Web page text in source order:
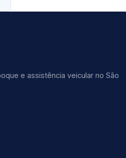
e assistência veicular no São